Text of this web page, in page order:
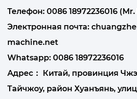
Телефон: 0086 18972236016 (Mr.
Электронная почта:
machine.net
Whatsapp: 0086 18972236016
Адрес： Китай, провинция
Тайчжоу, район Хуанъянь,